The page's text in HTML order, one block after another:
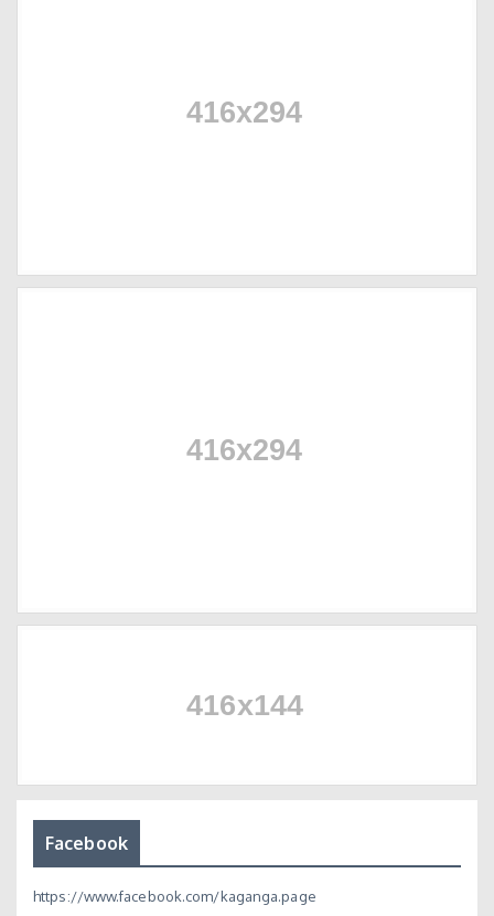
Facebook
https://www.facebook.com/kaganga.page